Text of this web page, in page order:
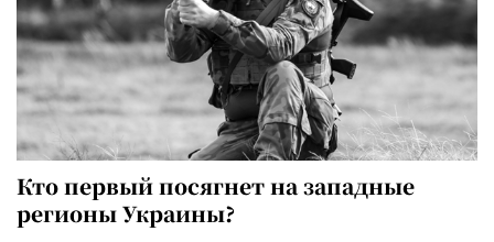
Кто первый посягнет на западные
регионы Украины?